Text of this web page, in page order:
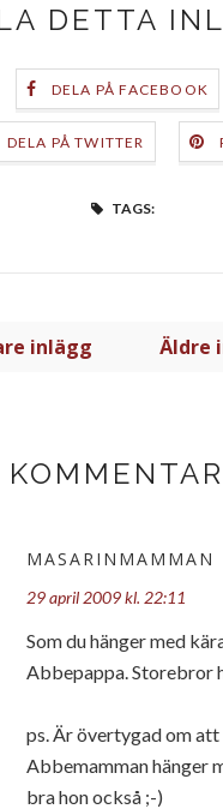
DETTA
DELA PÅ FACEBOOK
DELA PÅ TWITTER
TAGS:
inlägg Äldre
MASARINMAMMAN
29 april 2009 kl. 22:11
Som du hänger med
Abbepappa. Storebror
ps. Är övertygad om att
Abbemamman hänger
bra hon också ;-)